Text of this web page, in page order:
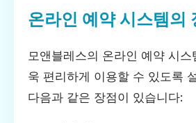
온라인 예약 시스템의
모앤블레스의 온라인 예약 시스
욱 편리하게 이용할 수 있도록
다음과 같은 장점이 있습니다: